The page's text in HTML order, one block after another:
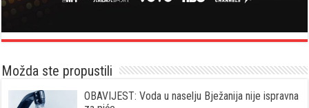
Možda ste propustili
OBAVIJEST: Voda u naselju Bježanija nije ispravna